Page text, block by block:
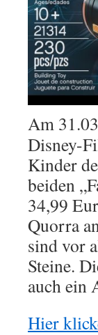
Am
Disney-
Kinder
beiden
34,99
Quorra
sind vor
Steine.
auch ein
Hier